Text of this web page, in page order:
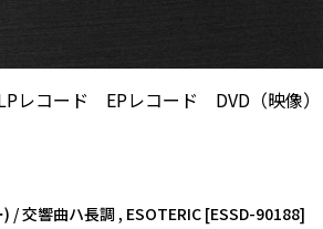
レコード EPレコード
DVD（映像）
交響曲ハ長調 , ESOTERIC [ESSD-90188]